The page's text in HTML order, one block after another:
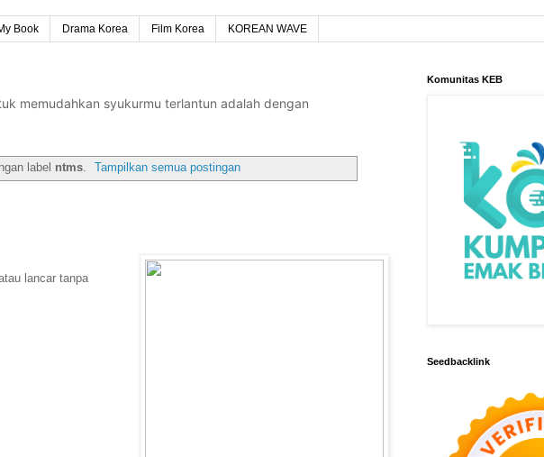
Book Drama Korea Film Korea KOREAN WAVE
memudahkan syukurmu terlantun adalah dengan
label ntms. Tampilkan semua postingan
lancar tanpa
Komunitas KEB
Seedbacklink